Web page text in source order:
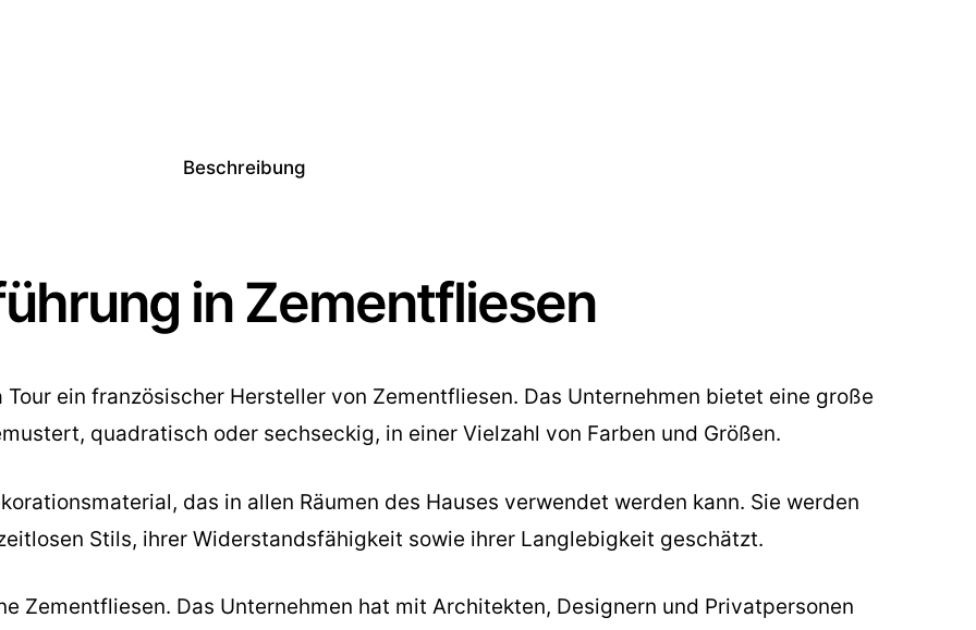
Beschreibung
in Zementfliesen
ein französischer Hersteller von Zementfliesen. Das Unternehmen bietet eine große
quadratisch oder sechseckig, in einer Vielzahl von Farben und Größen.
das in allen Räumen des Hauses verwendet werden kann. Sie werden
Stils, ihrer Widerstandsfähigkeit sowie ihrer Langlebigkeit geschätzt.
Zementfliesen. Das Unternehmen hat mit Architekten, Designern und Privatpersonen